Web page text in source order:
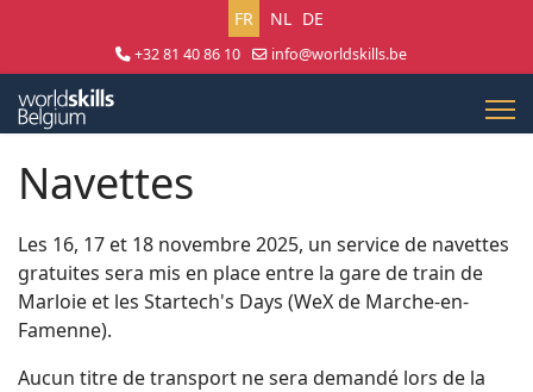
Sélectionnez votre langue
FR NL DE
+32 81 40 86 10
info@worldskills.be
Navettes
Les 16, 17 et 18 novembre 2025, un service de navettes
gratuites sera mis en place entre la gare de train de
Marloie et les Startech's Days (WeX de Marche-en-
Famenne).
Aucun titre de transport ne sera demandé lors de la